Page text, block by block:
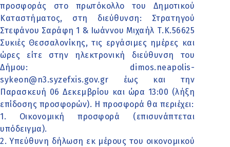
προσφοράς στο πρωτόκολλο του Δημοτικού
Καταστήματος, στη διεύθυνση: Στρατηγού
Στεφάνου Σαράφη 1 & Ιωάννου Μιχαήλ Τ.Κ.56625
Συκιές Θεσσαλονίκης, τις εργάσιμες ημέρες και
ώρες είτε στην ηλεκτρονική διεύθυνση του
Δήμου: dimos.neapolis-
sykeon@n3.syzefxis.gov.gr έως και την
Παρασκευή 06 Δεκεμβρίου και ώρα 13:00 (λήξη
επίδοσης προσφορών). Η προσφορά θα περιέχει:
1. Οικονομική προσφορά (επισυνάπτεται
υπόδειγμα).
2. Υπεύθυνη δήλωση εκ μέρους του οικονομικού